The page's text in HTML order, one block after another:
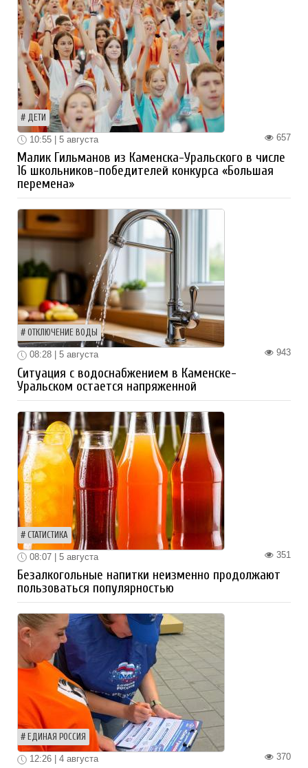
ДЕТИ
657
10:55 | 5 августа
Малик Гильманов из Каменска-Уральского в числе
16 школьников-победителей конкурса «Большая
перемена»
ОТКЛЮЧЕНИЕ ВОДЫ
943
08:28 | 5 августа
Ситуация с водоснабжением в Каменске-
Уральском остается напряженной
СТАТИСТИКА
351
08:07 | 5 августа
Безалкогольные напитки неизменно продолжают
пользоваться популярностью
ЕДИНАЯ РОССИЯ
370
12:26 | 4 августа